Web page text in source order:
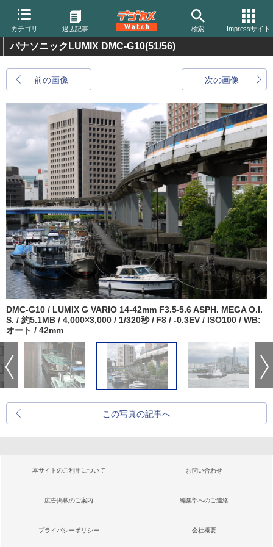
カテゴリ 過去記事 検索 Impressサイト
パナソニックLUMIX DMC-G10(51/56)
前の画像 次の画像
DMC-G10 / LUMIX G VARIO 14-42mm F3.5-5.6 ASPH. MEGA O.I.
S. / 約5.1MB / 4,000×3,000 / 1/320秒 / F8 / -0.3EV / ISO100 / WB:
オート / 42mm
この写真の記事へ
本サイトのご利用について お問い合わせ
広告掲載のご案内 編集部へのご連絡
プライバシーポリシー 会社概要